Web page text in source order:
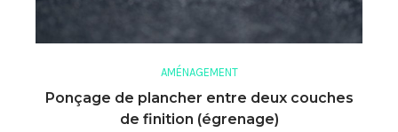
AMÉNAGEMENT
Ponçage de plancher entre deux couches
de finition (égrenage)